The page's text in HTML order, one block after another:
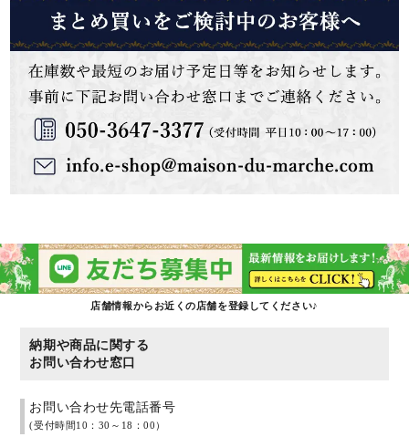
店舗情報からお近くの店舗を登録してください♪
納期や商品に関する
お問い合わせ窓口
お問い合わせ先電話番号
(受付時間10：30～18：00）